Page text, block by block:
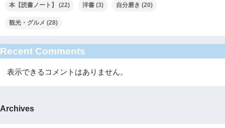
本【読書ノート】 (22) 洋書 (3) 自分磨き (20)
観光・グルメ (28)
Recent Comments
表示できるコメントはありません。
Archives